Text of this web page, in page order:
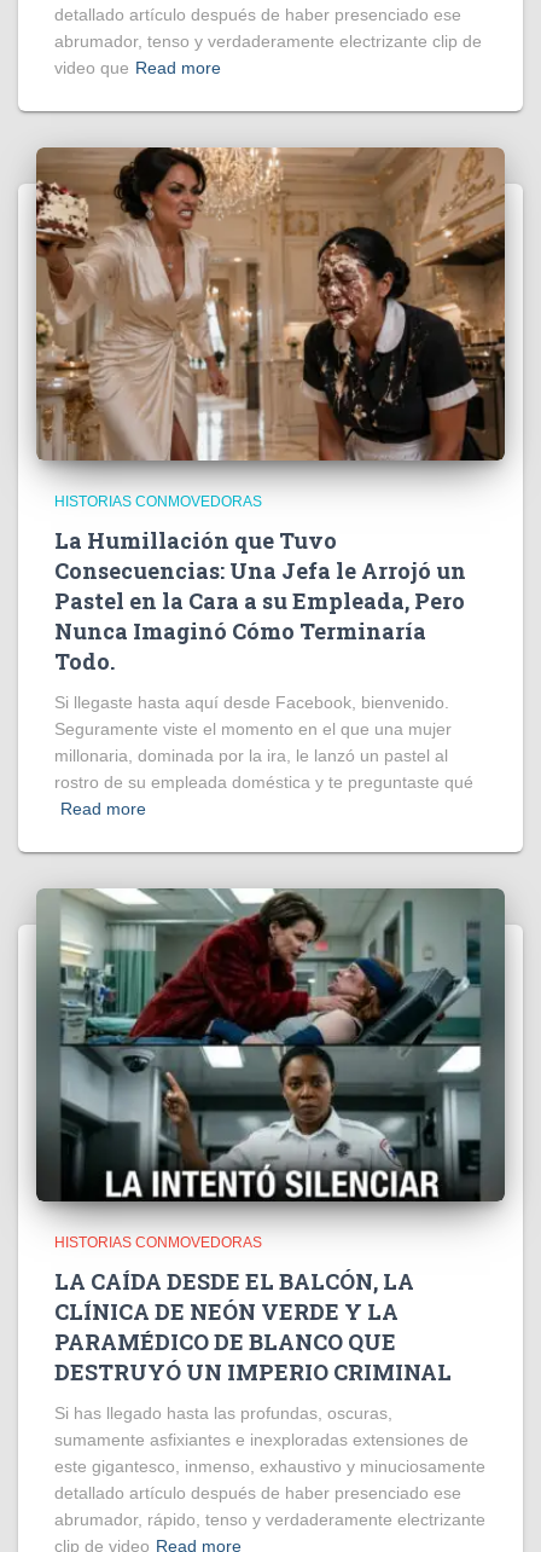
detallado artículo después de haber presenciado ese
abrumador, tenso y verdaderamente electrizante clip de
video que Read more
HISTORIAS CONMOVEDORAS
La Humillación que Tuvo
Consecuencias: Una Jefa le Arrojó un
Pastel en la Cara a su Empleada, Pero
Nunca Imaginó Cómo Terminaría
Todo.
Si llegaste hasta aquí desde Facebook, bienvenido.
Seguramente viste el momento en el que una mujer
millonaria, dominada por la ira, le lanzó un pastel al
rostro de su empleada doméstica y te preguntaste qué
Read more
HISTORIAS CONMOVEDORAS
LA CAÍDA DESDE EL BALCÓN, LA
CLÍNICA DE NEÓN VERDE Y LA
PARAMÉDICO DE BLANCO QUE
DESTRUYÓ UN IMPERIO CRIMINAL
Si has llegado hasta las profundas, oscuras,
sumamente asfixiantes e inexploradas extensiones de
este gigantesco, inmenso, exhaustivo y minuciosamente
detallado artículo después de haber presenciado ese
abrumador, rápido, tenso y verdaderamente electrizante
clip de video Read more